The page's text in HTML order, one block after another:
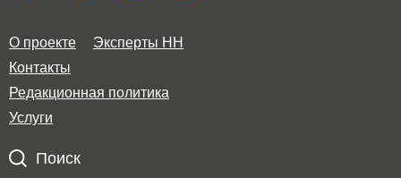
О проекте
Эксперты НН
Контакты
Редакционная политика
Услуги
Поиск